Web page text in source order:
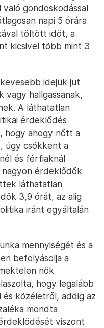
gondoskodással
napi 5 órára
töltött időt, a
kicsivel több mint 3
idejük jut
vagy hallgassanak,
A láthatatlan
érdeklődés
hogy ahogy nőtt a
úgy csökkent a
és férfiaknál
érdeklődők
láthatatlan
3,9 órát, az alig
iránt egyáltalán
mennyiségét és a
befolyásolja a
nők
hogy legalább
közéletről, addig az
mondta
viszont